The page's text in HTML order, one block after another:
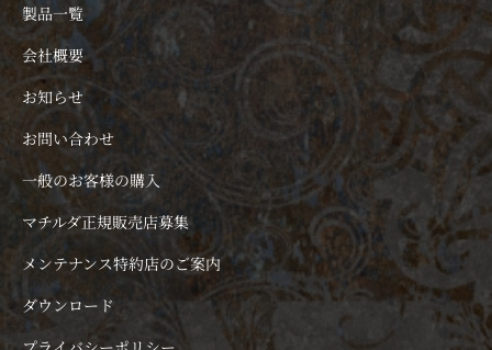
製品一覧
会社概要
お知らせ
お問い合わせ
一般のお客様の購入
マチルダ正規販売店募集
メンテナンス特約店のご案内
ダウンロード